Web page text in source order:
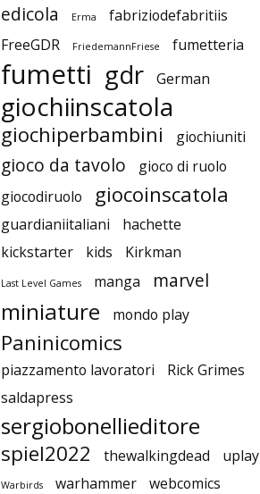
edicola Erma
fabriziodefabritiis
FreeGDR
FriedemannFriese fumetteria
fumetti gdr German
giochiinscatola
giochiperbambini giochiuniti
gioco da tavolo
gioco di ruolo
giocodiruolo
giocoinscatola
guardianiitaliani
hachette
kickstarter
kids Kirkman
Last Level Games manga marvel
miniature mondo play
Paninicomics
piazzamento lavoratori
Rick Grimes
saldapress
sergiobonellieditore
spiel2022 thewalkingdead uplay
Warbirds warhammer
webcomics